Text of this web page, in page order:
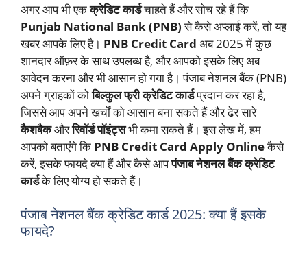
अगर आप भी एकक्रेडिट कार्डचाहते हैं और सोच रहे हैं कि
Punjab National Bank (PNB)से कैसे अप्लाई करें, तो यह
खबर आपके लिए है। PNB Credit Card अब 2025 में कुछ
शानदार ऑफ़र के साथ उपलब्ध है, और आपको इसके लिए अब
आवेदन करना और भी आसान हो गया है। पंजाब नेशनल बैंक (PNB)
अपने ग्राहकों कोबिल्कुल फ्री क्रेडिट कार्डप्रदान कर रहा है,
जिससे आप अपने खर्चों को आसान बना सकते हैं और ढेर सारे
कैशबैकऔररिवॉर्ड पॉइंट्सभी कमा सकते हैं। इस लेख में, हम
आपको बताएंगे कि PNB Credit Card Apply Onlineकैसे
करें, इसके फायदे क्या हैं और कैसे आपपंजाब नेशनल बैंक क्रेडिट
कार्डके लिए योग्य हो सकते हैं।
पंजाब नेशनल बैंक क्रेडिट कार्ड 2025: क्या हैं इसके
फायदे?